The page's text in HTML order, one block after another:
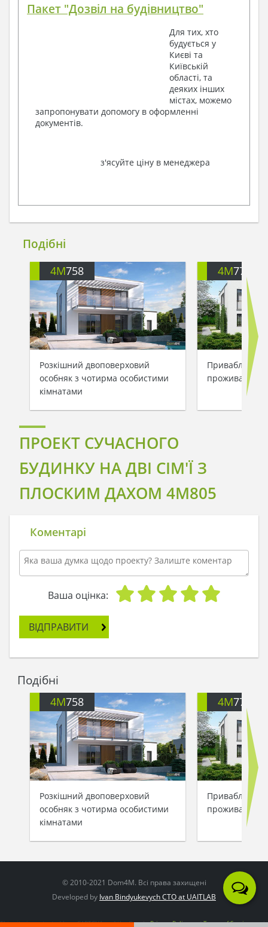
Пакет "Дозвіл на будівництво"
Для тих, хто
будується у
Києві та
Київській
області, та
деяких інших
містах, можемо
запропонувати допомогу в оформленні
документів.
з'ясуйте ціну в менеджера
Подібні
4M758
Розкішний двоповерховий
особняк з чотирма особистими
кімнатами
4M772
Привабливий
проживання
ПРОЕКТ СУЧАСНОГО
БУДИНКУ НА ДВІ СІМ'Ї З
ПЛОСКИМ ДАХОМ 4M805
Коментарі
Ваша оцінка:
ВІДПРАВИТИ
Подібні
4M758
Розкішний двоповерховий
особняк з чотирма особистими
кімнатами
4M772
Привабливий
проживання
© 2010-2021 Dom4M. Всі права захищені
Developed by Ivan Bindyukevych CTO at UAITLAB
This site is protected by reCAPTCHA and the GooglePrivacy PolicyandTerms of Serviceapply